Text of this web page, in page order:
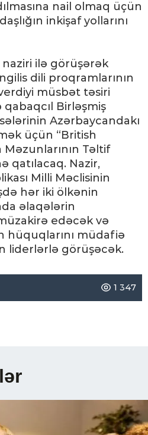
nail olmaq üçün
inkişaf yollarını
ilə görüşərək
dili proqramlarının
müsbət təsiri
Birləşmiş
Azərbaycandakı
üçün “British
Təltif
qatılacaq. Nazir,
Milli Məclisinin
hər iki ölkənin
əlaqələrin
edəcək və
hüquqlarını müdafiə
liderlərlə görüşəcək.
1 347